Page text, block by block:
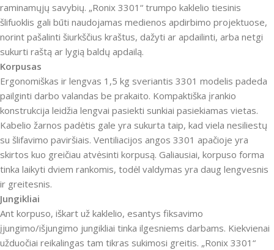
raminamųjų savybių. „Ronix 3301“ trumpo kaklelio tiesinis
šlifuoklis gali būti naudojamas medienos apdirbimo projektuose,
norint pašalinti šiurkščius kraštus, dažyti ar apdailinti, arba netgi
sukurti raštą ar lygią baldų apdailą.
Korpusas
Ergonomiškas ir lengvas 1,5 kg sveriantis 3301 modelis padeda
pailginti darbo valandas be prakaito. Kompaktiška įrankio
konstrukcija leidžia lengvai pasiekti sunkiai pasiekiamas vietas.
Kabelio žarnos padėtis gale yra sukurta taip, kad viela nesiliestų
su šlifavimo paviršiais. Ventiliacijos angos 3301 apačioje yra
skirtos kuo greičiau atvėsinti korpusą. Galiausiai, korpuso forma
tinka laikyti dviem rankomis, todėl valdymas yra daug lengvesnis
ir greitesnis.
Jungikliai
Ant korpuso, iškart už kaklelio, esantys fiksavimo
įjungimo/išjungimo jungikliai tinka ilgesniems darbams. Kiekvienai
užduočiai reikalingas tam tikras sukimosi greitis. „Ronix 3301“